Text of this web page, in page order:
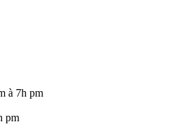
à 7h pm
pm